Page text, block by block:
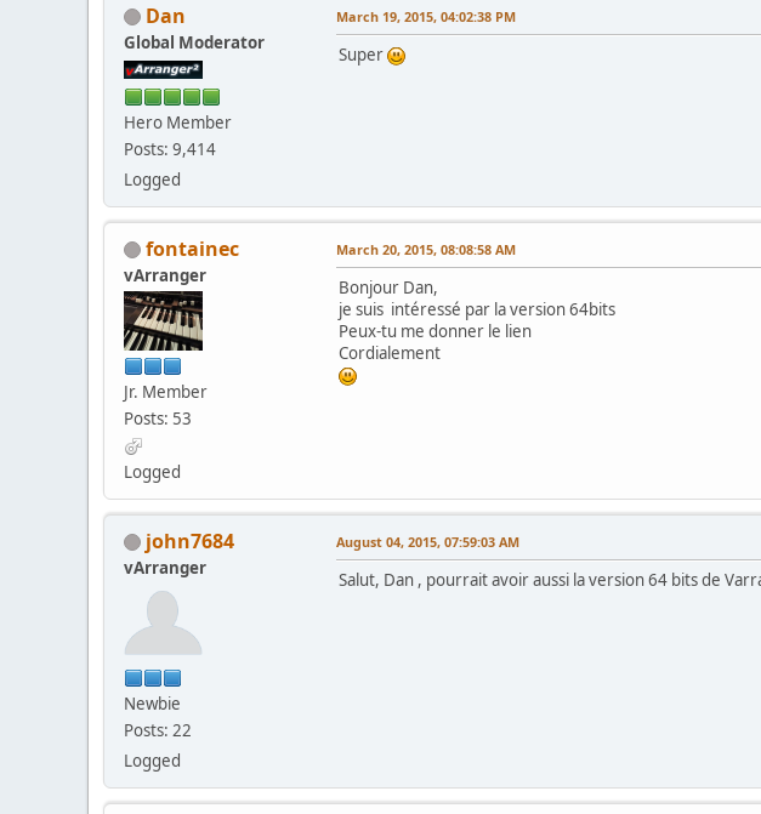
Dan
Global Moderator
Hero Member
Posts: 9,414
Logged
March 19, 2015, 04:02:38 PM
Super
fontainec
vArranger
Jr. Member
Posts: 53
Logged
March 20, 2015, 08:08:58 AM
Bonjour Dan,
je suis intéressé par la version 64bits
Peux-tu me donner le lien
Cordialement
john7684
vArranger
Newbie
Posts: 22
Logged
August 04, 2015, 07:59:03 AM
Salut, Dan , pourrait avoir aussi la version 64 bits de